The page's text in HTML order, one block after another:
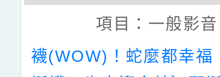
項目： 一般影音
襪(WOW)！蛇麼都幸福